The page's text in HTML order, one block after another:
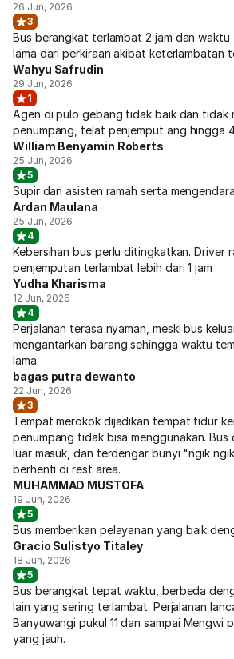
26 Jun, 2026
3
Bus berangkat terlambat 2 jam dan
lama dari perkiraan akibat keterlambatan
Wahyu Safrudin
29 Jun, 2026
1
Agen di pulo gebang tidak baik dan tidak
penumpang, telat penjemput ang hingga
William Benyamin Roberts
25 Jun, 2026
5
Supir dan asisten ramah serta
Ardan Maulana
25 Jun, 2026
4
Kebersihan bus perlu ditingkatkan. Driver
penjemputan terlambat lebih dari 1 jam
Yudha Kharisma
12 Jun, 2026
4
Perjalanan terasa nyaman, meski bus
mengantarkan barang sehingga waktu
lama.
bagas putra dewanto
22 Jun, 2026
3
Tempat merokok dijadikan tempat tidur
penumpang tidak bisa menggunakan. Bus
luar masuk, dan terdengar bunyi "ngik
berhenti di rest area.
MUHAMMAD MUSTOFA
19 Jun, 2026
5
Bus memberikan pelayanan yang baik
Gracio Sulistyo Titaley
18 Jun, 2026
5
Bus berangkat tepat waktu, berbeda
lain yang sering terlambat. Perjalanan
Banyuwangi pukul 11 dan sampai Mengwi
yang jauh.